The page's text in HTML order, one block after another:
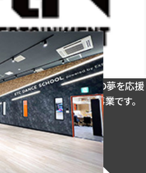
EXILEの「⼦どもたちの夢を応援
⽴した育成スクール事業です。